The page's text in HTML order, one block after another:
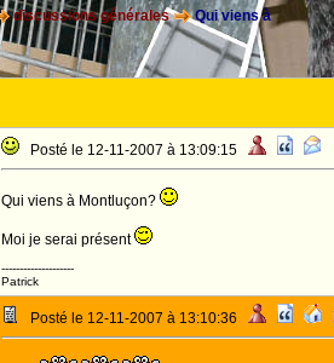
discussions générales
Qui viens à
Posté le 12-11-2007 à 13:09:15
Qui viens à Montluçon?
Moi je serai présent
--------------------
Patrick
Posté le 12-11-2007 à 13:10:36